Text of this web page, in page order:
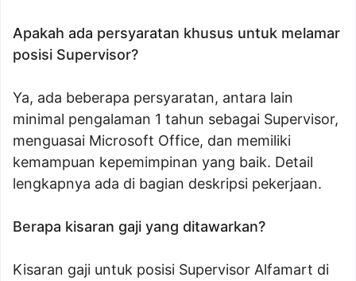
Apakah ada persyaratan khusus untuk melamar
posisi Supervisor?
Ya, ada beberapa persyaratan, antara lain
minimal pengalaman 1 tahun sebagai Supervisor,
menguasai Microsoft Office, dan memiliki
kemampuan kepemimpinan yang baik. Detail
lengkapnya ada di bagian deskripsi pekerjaan.
Berapa kisaran gaji yang ditawarkan?
Kisaran gaji untuk posisi Supervisor Alfamart di